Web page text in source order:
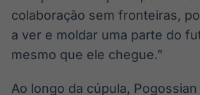
colaboração sem fronteiras,
a ver e moldar uma parte do
mesmo que ele chegue.”
Ao longo da cúpula,